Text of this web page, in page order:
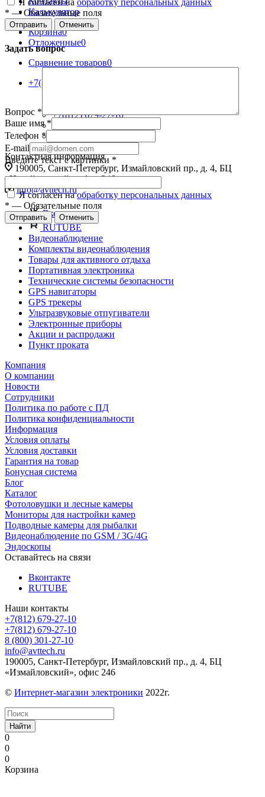
Калькулятор
Корзина0
Отложенные0
Сравнение товаров0
+7(812) 679-27-10
+7(812) 679-27-10
Контактная информация
190005, Санкт-Петербург, Измайловский пр., д. 4, БЦ
«Измайловский», офис 246
info@avttech.ru
Вконтакте
RUTUBE
Я согласен на обработку персональных данных
* —Обязательные поля
Отправить Отменить
Задать вопрос
Вопрос *
Ваше имя*
Телефон *
E-mail
Введите текст с картинки *
Я согласен наобработку персональных данных
* — Обязательные поля
Отправить Отменить
Видеонаблюдение
Комплекты видеонаблюдения
Товары для активного отдыха
Портативная электроника
Технические системы безопасности
GPS навигаторы
GPS трекеры
Ультразвуковые отпугиватели
Электронные приборы
Акции и распродажи
Пункт проката
Компания
О компании
Новости
Сотрудники
Политика по работе с ПД
Политика конфиденциальности
Информация
Условия оплаты
Условия доставки
Гарантия на товар
Бонусная система
Блог
Каталог
Фотоловушки и лесные камеры
Мониторы для настройки камер
Подводные камеры для рыбалки
Видеонаблюдение по GSM / 3G/4G
Эндоскопы
Оставайтесь на связи
Вконтакте
RUTUBE
Наши контакты
+7(812) 679-27-10
+7(812) 679-27-10
8 (800) 301-27-10
info@avttech.ru
190005, Санкт-Петербург, Измайловский пр., д. 4, БЦ
«Измайловский», офис 246
© Интернет-магазин электроники 2022г.
Найти
0
0
0
Корзина